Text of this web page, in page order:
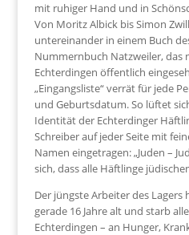
mit ruhiger Hand und in
Von Moritz Albick bis Simon
untereinander in einem Buch
Nummernbuch Natzweiler, das
Echterdingen öffentlich
„Eingangsliste“ verrät für jede
und Geburtsdatum. So lüftet
Identität der Echterdinger
Schreiber auf jeder Seite mit
Namen eingetragen: „Juden –
sich, dass alle Häftlinge
Der jüngste Arbeiter des Lagers
gerade 16 Jahre alt und starb
Echterdingen – an Hunger,